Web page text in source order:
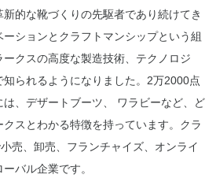
的な靴づくりの先駆者であり続けてき
ションとクラフトマンシップという組
クスの高度な製造技術、テクノロジ
られるようになりました。2万2000点
、デザートブーツ、 ワラビーなど、ど
スとわかる特徴を持っています。クラ
売、卸売、フランチャイズ、オンライ
バル企業です。